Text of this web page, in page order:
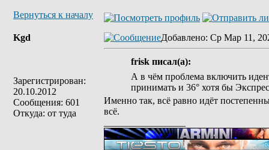
Вернуться к началу
Kgd
Зарегистрирован:
20.10.2012
Сообщения: 601
Откуда: от туда
Добавлено: Ср Мар 11,
frisk писал(а):
А в чём проблема включить
принимать и 36° хотя бы
Именно так, всё равно идёт
всё.